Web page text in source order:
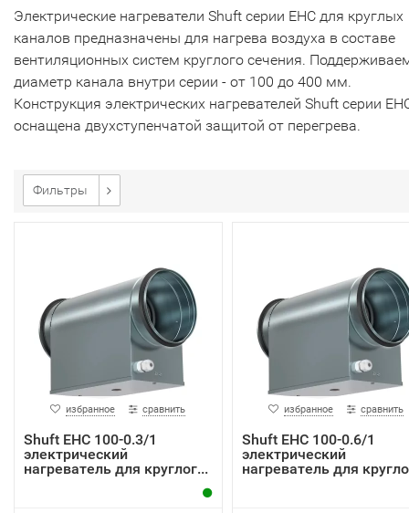
Электрические нагреватели Shuft серии EHC для круглых
каналов предназначены для нагрева воздуха в составе
вентиляционных систем круглого сечения.
диаметр канала внутри серии - от 100 до 400 мм.
Конструкция электрических нагревателей Shuft серии
оснащена двухступенчатой защитой от перегрева.
Фильтры
избранное сравнить
Shuft EHC 100-0.3/1
электрический
нагреватель для круглог...
избранное сравнить
Shuft EHC 100-0.6/1
электрический
нагреватель для